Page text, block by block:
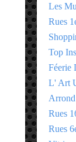
Les
Rues
Top
Féerie
L' Art
Rues
Rues